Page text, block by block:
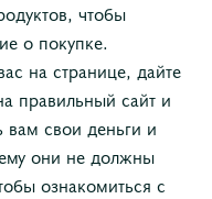
чтобы
о покупке.
на странице, дайте
правильный сайт и
вам свои деньги и
они не должны
ознакомиться с